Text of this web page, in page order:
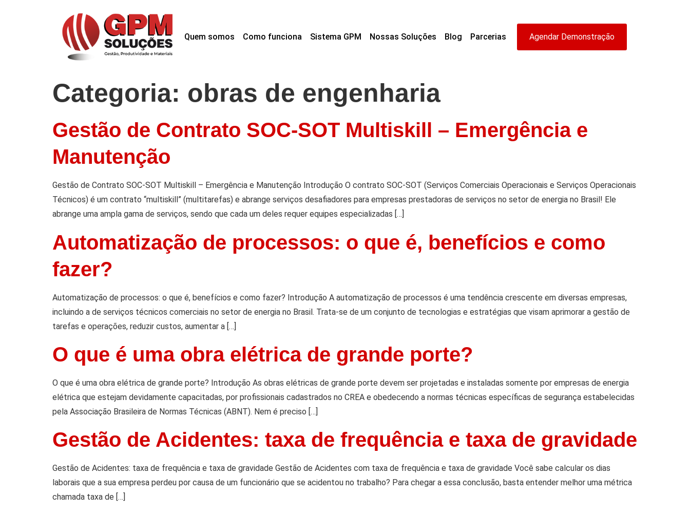
Quem somos Como funciona Sistema GPM Nossas Soluções Blog Parcerias Agendar Demonstração
Categoria: obras de engenharia
Gestão de Contrato SOC-SOT Multiskill – Emergência e
Manutenção
Gestão de Contrato SOC-SOT Multiskill – Emergência e Manutenção Introdução O contrato SOC-SOT (Serviços Comerciais Operacionais e Serviços Operacionais
Técnicos) é um contrato “multiskill” (multitarefas) e abrange serviços desafiadores para empresas prestadoras de serviços no setor de energia no Brasil! Ele
abrange uma ampla gama de serviços, sendo que cada um deles requer equipes especializadas […]
Automatização de processos: o que é, benefícios e como
fazer?
Automatização de processos: o que é, benefícios e como fazer? Introdução A automatização de processos é uma tendência crescente em diversas empresas,
incluindo a de serviços técnicos comerciais no setor de energia no Brasil. Trata-se de um conjunto de tecnologias e estratégias que visam aprimorar a gestão de
tarefas e operações, reduzir custos, aumentar a […]
O que é uma obra elétrica de grande porte?
O que é uma obra elétrica de grande porte? Introdução As obras elétricas de grande porte devem ser projetadas e instaladas somente por empresas de energia
elétrica que estejam devidamente capacitadas, por profissionais cadastrados no CREA e obedecendo a normas técnicas específicas de segurança estabelecidas
pela Associação Brasileira de Normas Técnicas (ABNT). Nem é preciso […]
Gestão de Acidentes: taxa de frequência e taxa de gravidade
Gestão de Acidentes: taxa de frequência e taxa de gravidade Gestão de Acidentes com taxa de frequência e taxa de gravidade Você sabe calcular os dias
laborais que a sua empresa perdeu por causa de um funcionário que se acidentou no trabalho? Para chegar a essa conclusão, basta entender melhor uma métrica
chamada taxa de […]